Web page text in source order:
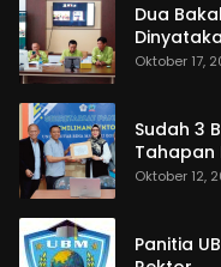
Dua
Oktober 17,
Sudah 3
Tahapan
Oktober 12,
Panitia